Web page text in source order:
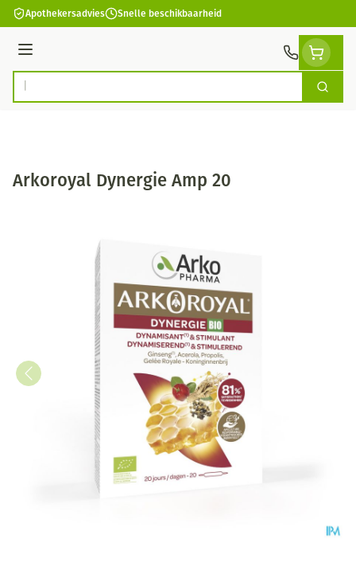
Ga naar de inhoud
Apothekersadvies Snelle beschikbaarheid
Menu
Product, merk, categorie... Zoek
Arkoroyal Dynergie Amp 20